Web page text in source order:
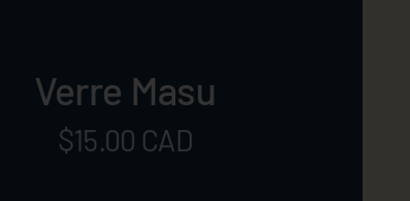
Verre Masu
Prix:
$15.00 CAD